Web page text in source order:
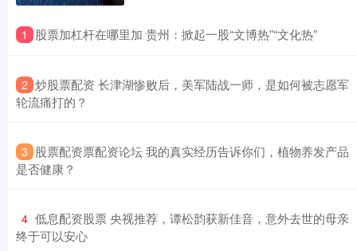
1 ​股票加杠杆在哪里加 贵州：掀起一股“文博热”“文化热”
2 ​炒股票配资 长津湖惨败后，美军陆战一师，是如何被志愿军
轮流痛打的？
3 ​股票配资票配资论坛 我的真实经历告诉你们，植物养发产品
是否健康？
4 ​低息配资股票 央视推荐，谭松韵获新佳音，意外去世的母亲
终于可以安心